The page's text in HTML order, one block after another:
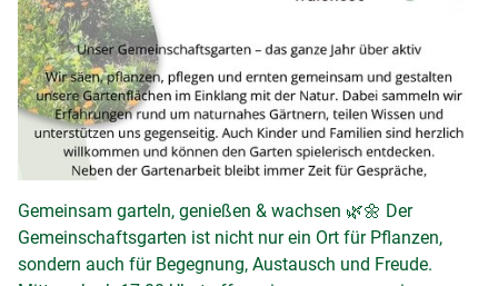
Gemeinsam garteln, genießen & wachsen 🌿🌼 Der
Gemeinschaftsgarten ist nicht nur ein Ort für Pflanzen,
sondern auch für Begegnung, Austausch und Freude.